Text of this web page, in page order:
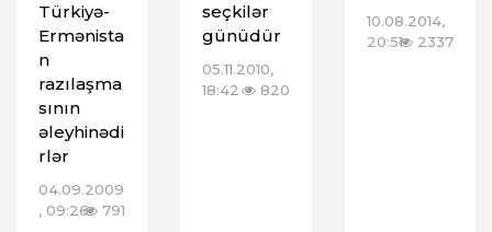
Türkiyə-
Ermənista
n
razılaşma
sının
əleyhinədi
rlər
04.09.2009
, 09:26
791
seçkilər
günüdür
05.11.2010,
18:42
820
10.08.2014,
20:51 2337